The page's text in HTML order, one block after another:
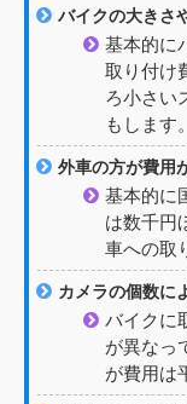
バイクの大きさ
基本的に
取り付け
ろ小さい
もします。
外車の方が費用
基本的に
は数千円
車への取
カメラの個数に
バイクに
が異なっ
が費用は